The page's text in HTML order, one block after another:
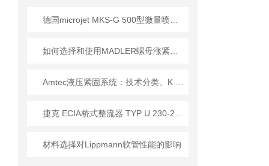
材料选择对Lippmann软管性能的影响